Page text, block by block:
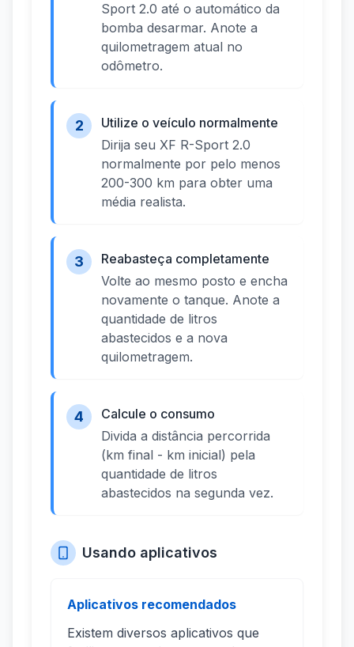
Sport 2.0 até o automático da
bomba desarmar. Anote a
quilometragem atual no
odômetro.
2
Utilize o veículo normalmente
Dirija seu XF R-Sport 2.0
normalmente por pelo menos
200-300 km para obter uma
média realista.
3
Reabasteça completamente
Volte ao mesmo posto e encha
novamente o tanque. Anote a
quantidade de litros
abastecidos e a nova
quilometragem.
4
Calcule o consumo
Divida a distância percorrida
(km final - km inicial) pela
quantidade de litros
abastecidos na segunda vez.
Usando aplicativos
Aplicativos recomendados
Existem diversos aplicativos que